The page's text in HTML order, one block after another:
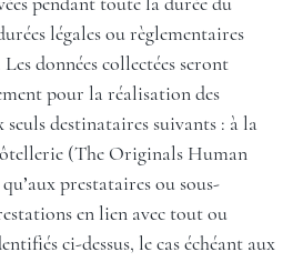
légales ou règlementaires
données collectées seront
pour la réalisation des
destinataires suivants : à la
(The Originals Human
prestataires ou sous-
en lien avec tout ou
ci-dessus, le cas échéant aux